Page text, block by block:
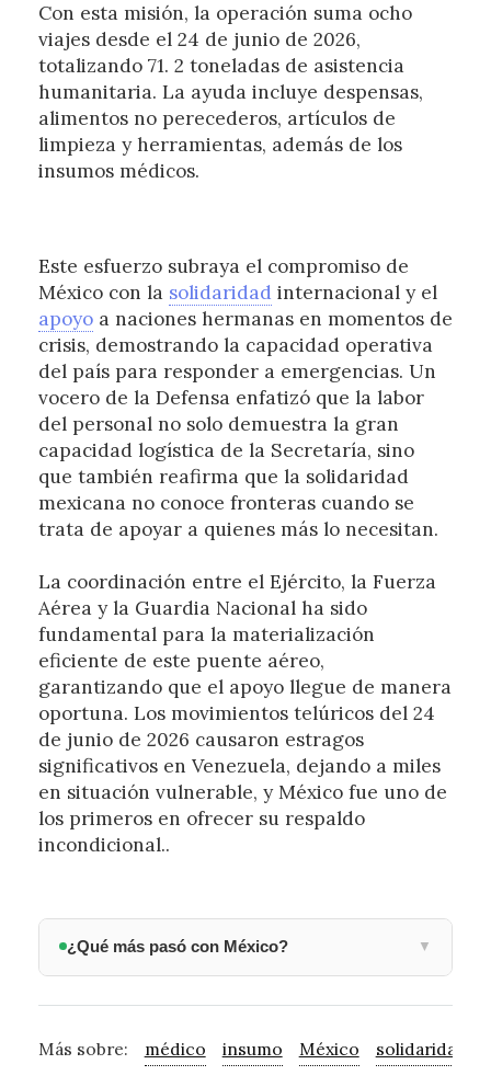
Con esta misión, la operación suma ocho
viajes desde el 24 de junio de 2026,
totalizando 71. 2 toneladas de asistencia
humanitaria. La ayuda incluye despensas,
alimentos no perecederos, artículos de
limpieza y herramientas, además de los
insumos médicos.
Este esfuerzo subraya el compromiso de
México con la solidaridad internacional y el
apoyoa naciones hermanas en momentos de
crisis, demostrando la capacidad operativa
del país para responder a emergencias. Un
vocero de la Defensa enfatizó que la labor
del personal no solo demuestra la gran
capacidad logística de la Secretaría, sino
que también reafirma que la solidaridad
mexicana no conoce fronteras cuando se
trata de apoyar a quienes más lo necesitan.
La coordinación entre el Ejército, la Fuerza
Aérea y la Guardia Nacional ha sido
fundamental para la materialización
eficiente de este puente aéreo,
garantizando que el apoyo llegue de manera
oportuna. Los movimientos telúricos del 24
de junio de 2026 causaron estragos
significativos en Venezuela, dejando a miles
en situación vulnerable, y México fue uno de
los primeros en ofrecer su respaldo
incondicional..
¿Qué más pasó con México? ▼
Más sobre: médico insumo México solidaridad